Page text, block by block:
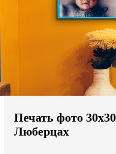
Мы доставляем по всему миру
Продолжить без города
Печать фото
Люберцах